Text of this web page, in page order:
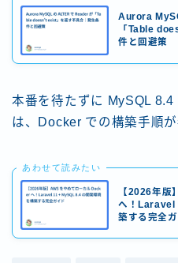
Aurora
「Table
件と回避策
本番を待たずに MySQL
は、Docker での構築手順が
あわせて読みたい
【2026年版
へ！Laravel
築する完全